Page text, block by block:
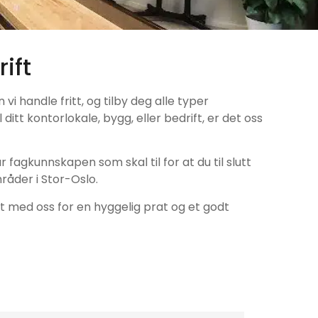
vi handle fritt, og tilby deg alle typer
kontorlokale, bygg, eller bedrift, er det oss
som skal til for at du til slutt
i Stor-Oslo.
med oss for en hyggelig prat og et godt